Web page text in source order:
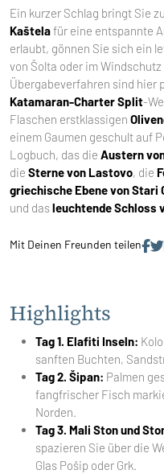
Ein kurzer Schlag bringt Sie zu
Kaštelafür eine entspannte
erlaubt, gönnen Sie sich ein
von Šolta oder im
Übergabeverfahren sind hier
Katamaran-Charter Split-
Flaschen erstklassigen
einem Gaumen geschult auf
Logbuch, das die Austern
die Sterne von Lastovo, die
griechische Ebene von Stari
und dasleuchtende Schloss
Mit Deinen Freunden teilen
Highlights
Tag 1. Elafiti Inseln:
sanften Buchten,
Tag 2. Šipan: Palmen
fangfrischer Fisch
Norden.
Tag 3. Mali Ston und
spazieren Sie über die
Glas Pošip oder Grk.